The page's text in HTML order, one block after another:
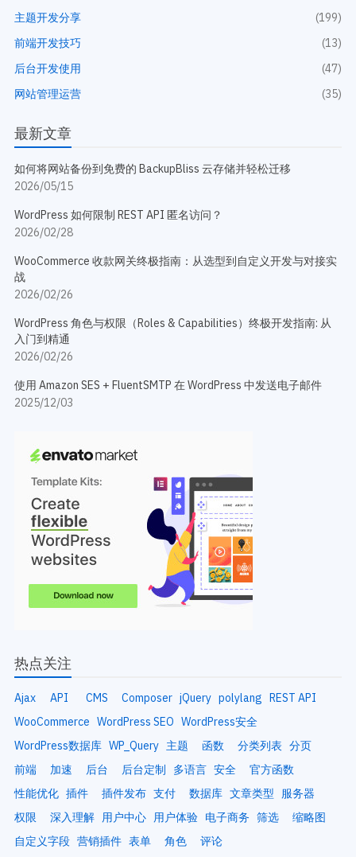
主题开发分享
(199)
前端开发技巧
(13)
后台开发使用
(47)
网站管理运营
(35)
最新文章
如何将网站备份到免费的 BackupBliss 云存储并轻松迁移
2026/05/15
WordPress 如何限制 REST API 匿名访问？
2026/02/28
WooCommerce 收款网关终极指南：从选型到自定义开发与对接实
战
2026/02/26
WordPress 角色与权限（Roles & Capabilities）终极开发指南: 从
入门到精通
2026/02/26
使用 Amazon SES + FluentSMTP 在 WordPress 中发送电子邮件
2025/12/03
热点关注
Ajax API CMS Composer jQuery polylang REST API
WooCommerce WordPress SEO WordPress安全
WordPress数据库 WP_Query 主题 函数 分类列表 分页
前端
加速 后台 后台定制 多语言 安全
官方函数
性能优化 插件 插件发布 支付 数据库 文章类型
服务器
权限
深入理解 用户中心 用户体验 电子商务 筛选
缩略图
自定义字段 营销插件 表单 角色 评论